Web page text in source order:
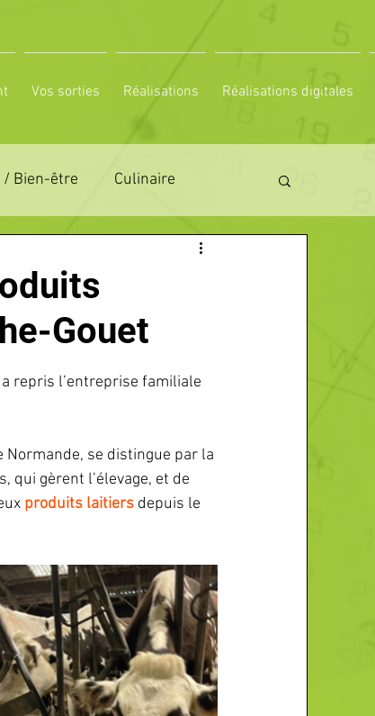
Vos sorties Réalisations Réalisations digitales
/ Bien-être Culinaire
POLE SPORT
Gouet
repris l’entreprise familiale
Normande, se distingue par la
qui gèrent l’élevage, et de
produits laitiers depuis le